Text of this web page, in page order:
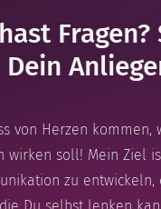
Fragen?
von Herzen kommen,
wirken soll! Mein Ziel
zu entwickeln,
Du selbst lenken